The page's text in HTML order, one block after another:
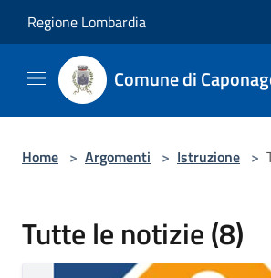
Regione Lombardia
Comune di
Home > Argomenti > Istruzione >
Tutte le notizie (8)